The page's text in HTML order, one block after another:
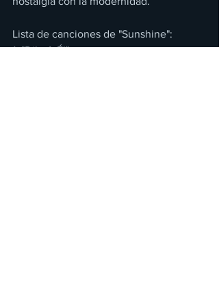
Lista de canciones de "Sunshine":
1. "Dile A Él"